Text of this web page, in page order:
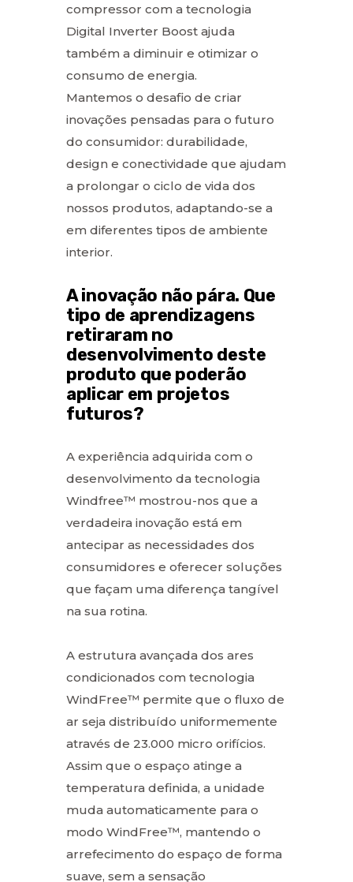
compressor com a tecnologia
Digital Inverter Boost ajuda
também a diminuir e otimizar o
consumo de energia.
Mantemos o desafio de criar
inovações pensadas para o futuro
do consumidor: durabilidade,
design e conectividade que ajudam
a prolongar o ciclo de vida dos
nossos produtos, adaptando-se a
em diferentes tipos de ambiente
interior.
A inovação não pára. Que
tipo de aprendizagens
retiraram no
desenvolvimento deste
produto que poderão
aplicar em projetos
futuros?
A experiência adquirida com o
desenvolvimento da tecnologia
Windfree™ mostrou-nos que a
verdadeira inovação está em
antecipar as necessidades dos
consumidores e oferecer soluções
que façam uma diferença tangível
na sua rotina.
A estrutura avançada dos ares
condicionados com tecnologia
WindFree™ permite que o fluxo de
ar seja distribuído uniformemente
através de 23.000 micro orifícios.
Assim que o espaço atinge a
temperatura definida, a unidade
muda automaticamente para o
modo WindFree™, mantendo o
arrefecimento do espaço de forma
suave, sem a sensação